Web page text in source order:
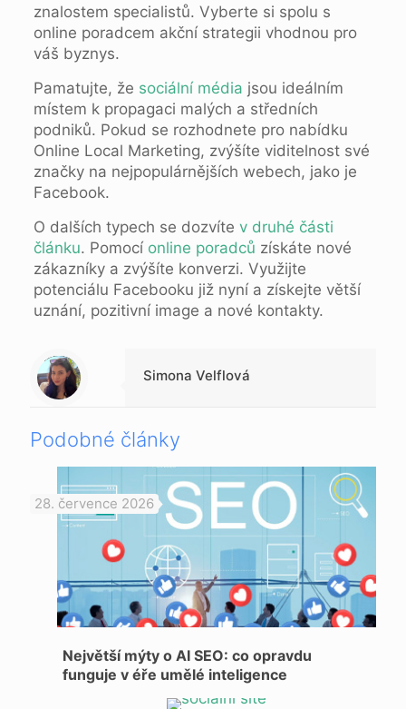
znalostem specialistů. Vyberte si spolu s
online poradcem akční strategii vhodnou pro
váš byznys.
Pamatujte, že sociální média jsou ideálním
místem k propagaci malých a středních
podniků. Pokud se rozhodnete pro nabídku
Online Local Marketing, zvýšíte viditelnost své
značky na nejpopulárnějších webech, jako je
Facebook.
O dalších typech se dozvíte v druhé části
článku. Pomocí online poradců získáte nové
zákazníky a zvýšíte konverzi. Využijte
potenciálu Facebooku již nyní a získejte větší
uznání, pozitivní image a nové kontakty.
Warning
: Trying to access array offset on null in
/data/1/d/1da9a732-fb3a-4804-a40f-d46885ca54ae/lajk.online/web/wp-content/themes/betheme-child/includes/content-single.php
on line
286
Simona Velflová
Podobné články
28. července 2026
Největší mýty o AI SEO: co opravdu
funguje v éře umělé inteligence